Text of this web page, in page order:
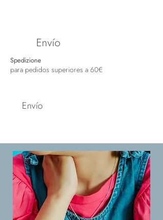
Envío
Spedizione
para pedidos superiores a 60€
Envío